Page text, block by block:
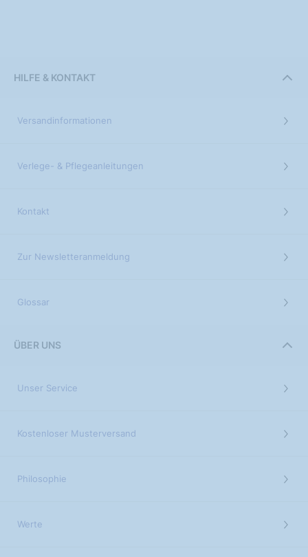
HILFE & KONTAKT
Versandinformationen
Verlege- & Pflegeanleitungen
Kontakt
Zur Newsletteranmeldung
Glossar
ÜBER UNS
Unser Service
Kostenloser Musterversand
Philosophie
Werte